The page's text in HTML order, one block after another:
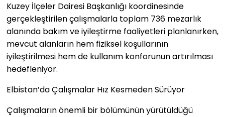
Kuzey İlçeler Dairesi Başkanlığı koordinesinde
gerçekleştirilen çalışmalarla toplam 736 mezarlık
alanında bakım ve iyileştirme faaliyetleri planlanırken,
mevcut alanların hem fiziksel koşullarının
iyileştirilmesi hem de kullanım konforunun artırılması
hedefleniyor.
Elbistan’da Çalışmalar Hız Kesmeden Sürüyor
Çalışmaların önemli bir bölümünün yürütüldüğü